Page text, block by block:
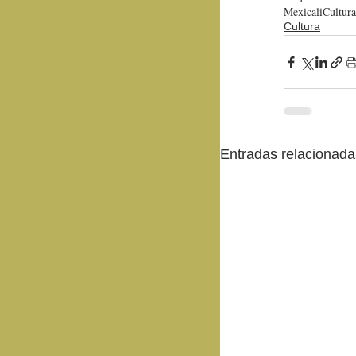
MexicaliCultura
Cultura
Entradas